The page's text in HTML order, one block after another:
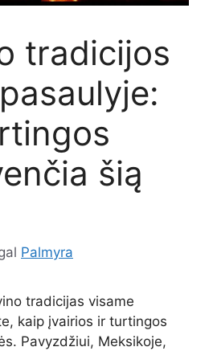
tradicijos
šią
Palmyra
tradicijas visame
kaip įvairios ir turtingos
Pavyzdžiui, Meksikoje,